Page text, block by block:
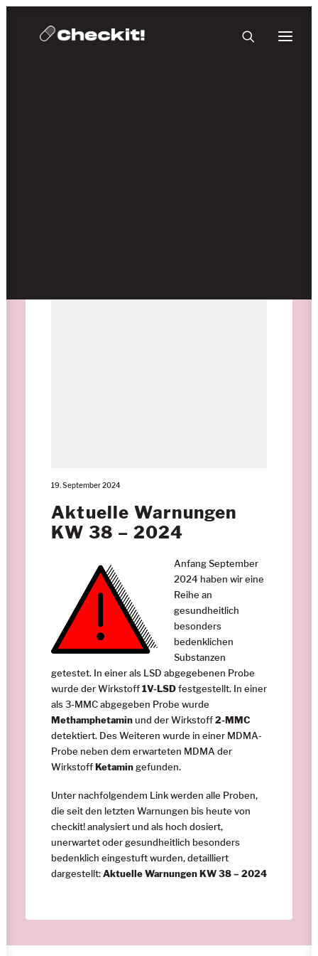
19. September 2024
Aktuelle Warnungen
KW 38 – 2024
Anfang September
2024 haben wir eine
Reihe an
gesundheitlich
besonders
bedenklichen
Substanzen
getestet. In einer als LSD abgegebenen Probe
wurde der Wirkstoff1V-LSDfestgestellt. In einer
als 3-MMC abgegeben Probe wurde
Methamphetaminund der Wirkstoff2-MMC
detektiert. Des Weiteren wurde in einer MDMA-
Probe neben dem erwarteten MDMA der
WirkstoffKetamingefunden.
Unter nachfolgendem Link werden alle Proben,
die seit den letzten Warnungen bis heute von
checkit! analysiert und als hoch dosiert,
unerwartet oder gesundheitlich besonders
bedenklich eingestuft wurden, detailliert
dargestellt:Aktuelle Warnungen KW 38 – 2024